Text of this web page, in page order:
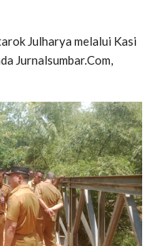
Julharya melalui Kasi
Jurnalsumbar.Com,